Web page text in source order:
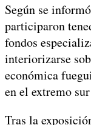
Según se
participaron
fondos
interiorizarse
económica
en el extremo
Tras la